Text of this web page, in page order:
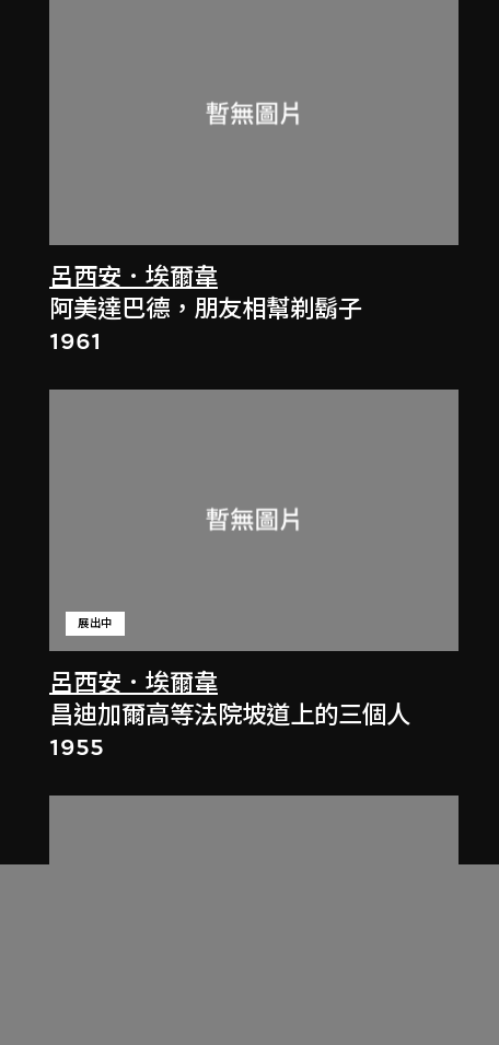
呂西安．埃爾韋
阿美達巴德，朋友相幫剃鬍子
1961
呂西安．埃爾韋
展出中
昌迪加爾高等法院坡道上的三個人
1955